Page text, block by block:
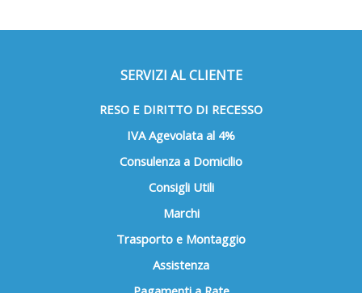
SERVIZI AL CLIENTE
RESO E DIRITTO DI RECESSO
IVA Agevolata al 4%
Consulenza a Domicilio
Consigli Utili
Marchi
Trasporto e Montaggio
Assistenza